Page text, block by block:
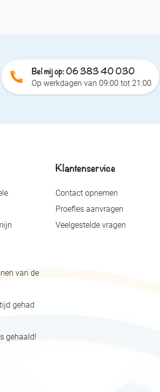
Bel mij op: 06 383 40 030
Op werkdagen van 09:00 tot 21:00
van de
gehad
gehaald!
Klantenservice
Contact opnemen
Proefles aanvragen
Veelgestelde vragen